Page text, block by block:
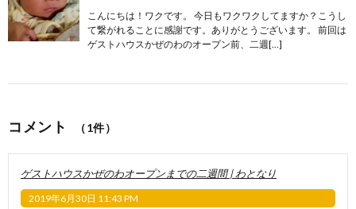
こんにちは！ワクです。 今日もワクワクしてますか？こうし
て繋がれることに感謝です。ありがとうございます。 前回は
ゲストハウスかぜのわのオープン前、二週[…]
コメント （1件）
ゲストハウスかぜのわオープンまでの二週間 | わとなり
2019年6月30日 11:43 PM